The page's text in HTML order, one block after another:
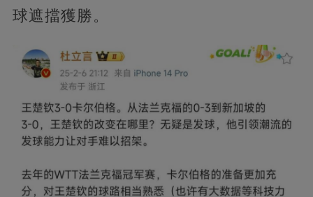
球遮擋獲勝。